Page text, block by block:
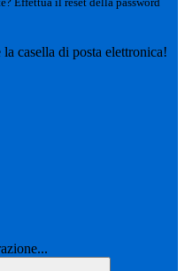
casella di posta elettronica!